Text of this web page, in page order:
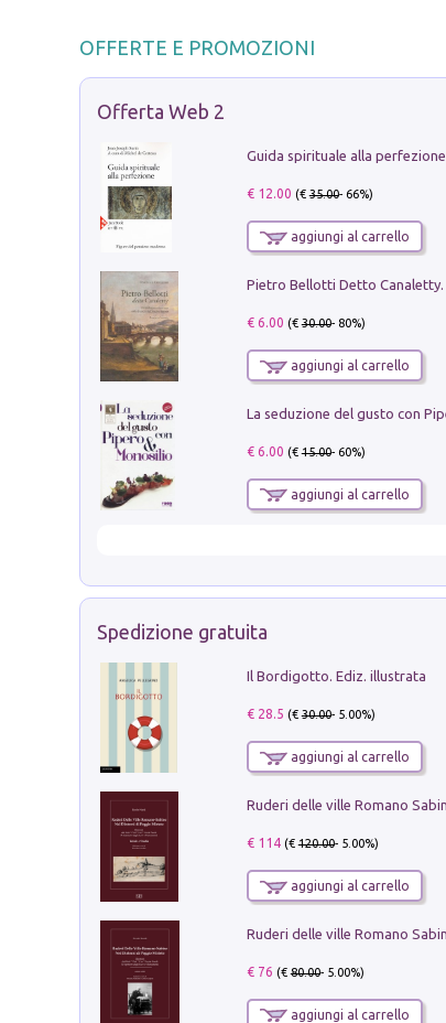
OFFERTE E PROMOZIONI
Offerta Web 2
Guida spirituale alla perfezione
€ 12.00 (€35.00- 66%)
aggiungi al carrello
€ 6.00 (€30.00- 80%)
aggiungi al carrello
€ 6.00 (€15.00- 60%)
aggiungi al carrello
Spedizione gratuita
Il Bordigotto. Ediz. illustrata
€ 28.5 (€30.00- 5.00%)
aggiungi al carrello
€ 114(€120.00- 5.00%)
aggiungi al carrello
€ 76 (€80.00- 5.00%)
aggiungi al carrello